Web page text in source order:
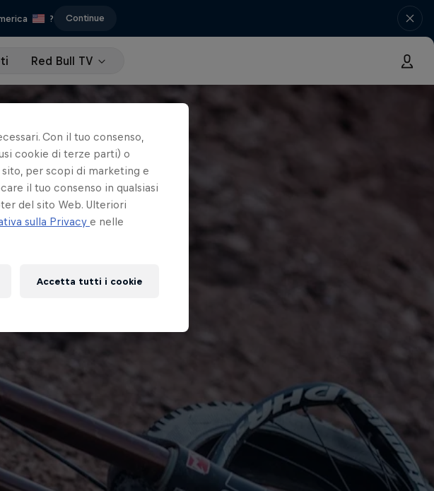
? Continue
Red Bull TV
Con il tuo consenso,
cookie di terze parti) o
per scopi di marketing e
il tuo consenso in qualsiasi
del sito Web. Ulteriori
sulla Privacy e nelle
Accetta tutti i cookie